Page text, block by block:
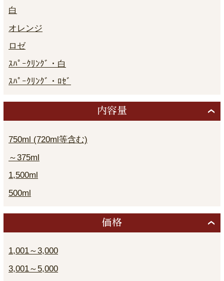
白
オレンジ
ロゼ
ｽﾊﾟｰｸﾘﾝｸﾞ・白
ｽﾊﾟｰｸﾘﾝｸﾞ・ﾛｾﾞ
内容量
750ml (720ml等含む)
～375ml
1,500ml
500ml
価格
1,001～3,000
3,001～5,000